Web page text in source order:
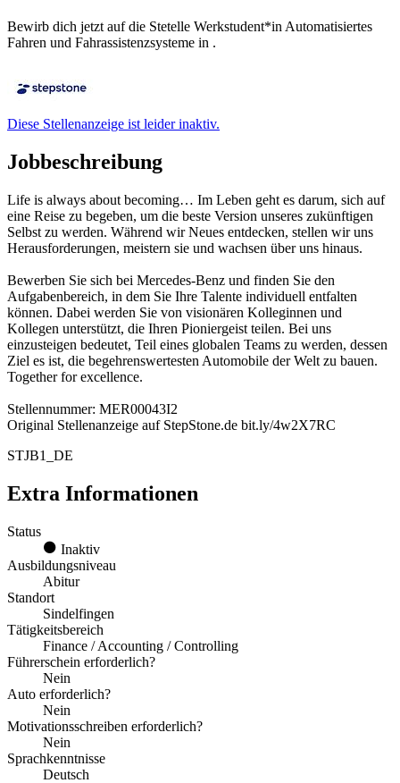
Bewirb dich jetzt auf die Stetelle Werkstudent*in Automatisiertes
Fahren und Fahrassistenzsysteme in .
Diese Stellenanzeige ist leider inaktiv.
Jobbeschreibung
Life is always about becoming… Im Leben geht es darum, sich auf
eine Reise zu begeben, um die beste Version unseres zukünftigen
Selbst zu werden. Während wir Neues entdecken, stellen wir uns
Herausforderungen, meistern sie und wachsen über uns hinaus.
Bewerben Sie sich bei Mercedes-Benz und finden Sie den
Aufgabenbereich, in dem Sie Ihre Talente individuell entfalten
können. Dabei werden Sie von visionären Kolleginnen und
Kollegen unterstützt, die Ihren Pioniergeist teilen. Bei uns
einzusteigen bedeutet, Teil eines globalen Teams zu werden, dessen
Ziel es ist, die begehrenswertesten Automobile der Welt zu bauen.
Together for excellence.
Stellennummer: MER00043I2
Original Stellenanzeige auf StepStone.de bit.ly/4w2X7RC
STJB1_DE
Extra Informationen
Status
Inaktiv
Ausbildungsniveau
Abitur
Standort
Sindelfingen
Tätigkeitsbereich
Finance / Accounting / Controlling
Führerschein erforderlich?
Nein
Auto erforderlich?
Nein
Motivationsschreiben erforderlich?
Nein
Sprachkenntnisse
Deutsch